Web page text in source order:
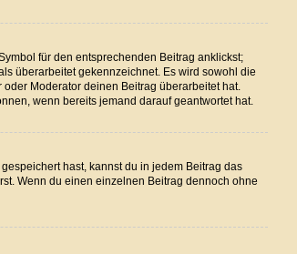
für den entsprechenden Beitrag anklickst;
überarbeitet gekennzeichnet. Es wird sowohl die
Moderator deinen Beitrag überarbeitet hat.
wenn bereits jemand darauf geantwortet hat.
hast, kannst du in jedem Beitrag das
Wenn du einen einzelnen Beitrag dennoch ohne